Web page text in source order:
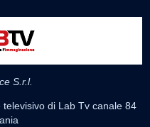
S.r.l.
di Lab Tv canale 84